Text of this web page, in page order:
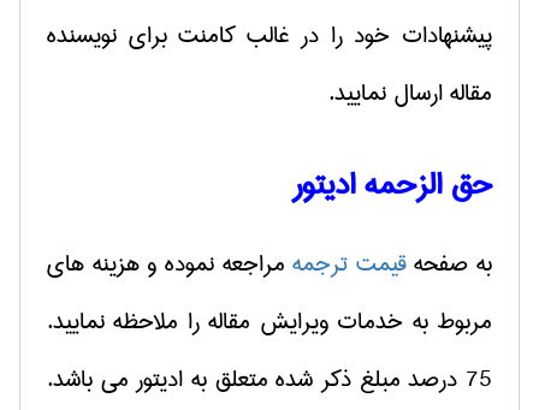
پیشنهادات خود را در غالب کامنت برای نویسنده
مقاله ارسال نمایید.
حق الزحمه ادیتور
به صفحهقیمت ترجمه مراجعه نموده و هزینه های
مربوط به خدمات ویرایش مقاله را ملاحظه نمایید.
75 درصد مبلغ ذکر شده متعلق به ادیتور می باشد.